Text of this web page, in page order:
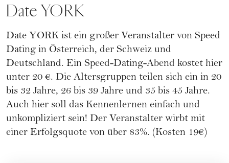
Date YORK
Date YORK ist ein großer Veranstalter von Speed
Dating in Österreich, der Schweiz und
Deutschland. Ein Speed-Dating-Abend kostet hier
unter 20 €. Die Altersgruppen teilen sich ein in 20
bis 32 Jahre, 26 bis 39 Jahre und 35 bis 45 Jahre.
Auch hier soll das Kennenlernen einfach und
unkompliziert sein! Der Veranstalter wirbt mit
einer Erfolgsquote von über 83%. (Kosten 19€)